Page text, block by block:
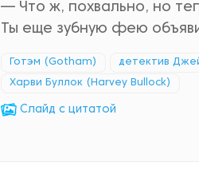
— Что ж, похвально, но
Ты еще зубную фею
Готэм (Gotham) детектив
Харви Буллок (Harvey Bullock)
Cлайд с цитатой